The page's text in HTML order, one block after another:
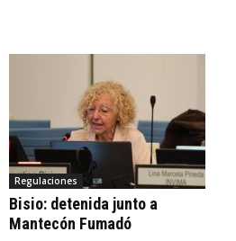
Regulaciones
Bisio: detenida junto a
Mantecón Fumadó